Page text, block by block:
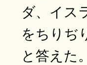
ダ、イス
をちりぢ
と答えた。